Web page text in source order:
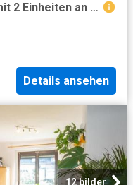
Erstbezug Ferien /Gästehaus mit 2 Einheiten an Unternehmen zu vermieten am weißen Hirsch
Details ansehen
12 bilder